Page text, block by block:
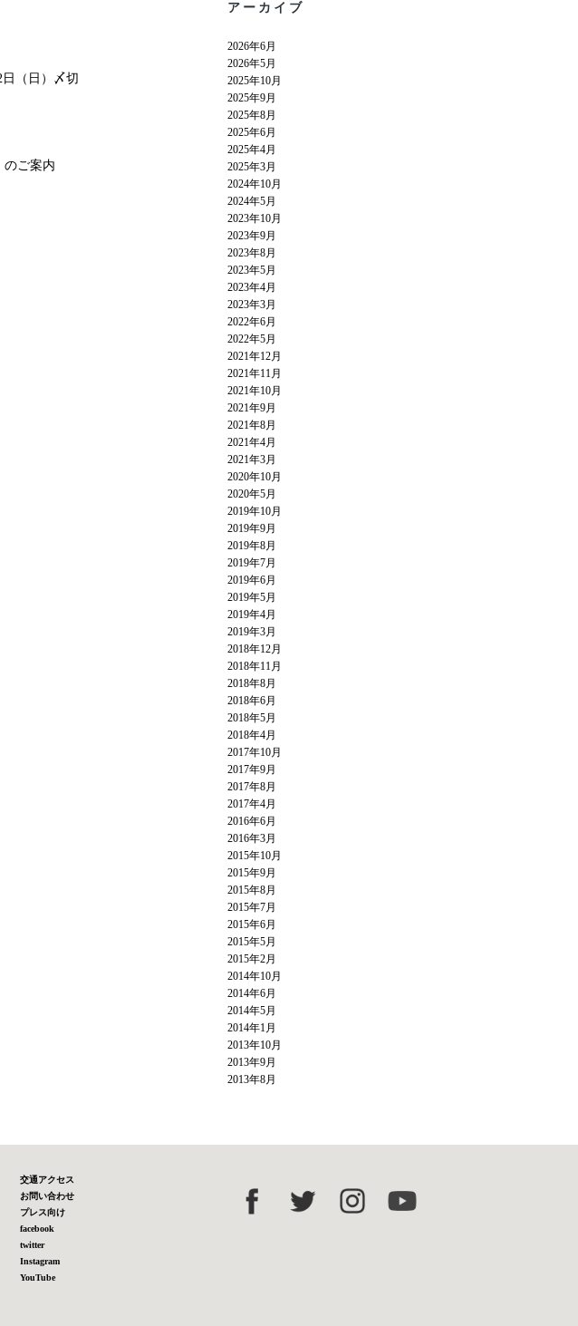
（日）〆切
ご案内
アーカイブ
2026年6月
2026年5月
2025年10月
2025年9月
2025年8月
2025年6月
2025年4月
2025年3月
2024年10月
2024年5月
2023年10月
2023年9月
2023年8月
2023年5月
2023年4月
2023年3月
2022年6月
2022年5月
2021年12月
2021年11月
2021年10月
2021年9月
2021年8月
2021年4月
2021年3月
2020年10月
2020年5月
2019年10月
2019年9月
2019年8月
2019年7月
2019年6月
2019年5月
2019年4月
2019年3月
2018年12月
2018年11月
2018年8月
2018年6月
2018年5月
2018年4月
2017年10月
2017年9月
2017年8月
2017年4月
2016年6月
2016年3月
2015年10月
2015年9月
2015年8月
2015年7月
2015年6月
2015年5月
2015年2月
2014年10月
2014年6月
2014年5月
2014年1月
2013年10月
2013年9月
2013年8月
交通アクセス
お問い合わせ
プレス向け
facebook
twitter
Instagram
YouTube